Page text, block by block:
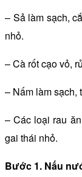
– Sả làm sạch,
nhỏ.
– Cà rốt cạo vỏ,
– Nấm làm sạch,
– Các loại rau
gai thái nhỏ.
Bước 1. Nấu